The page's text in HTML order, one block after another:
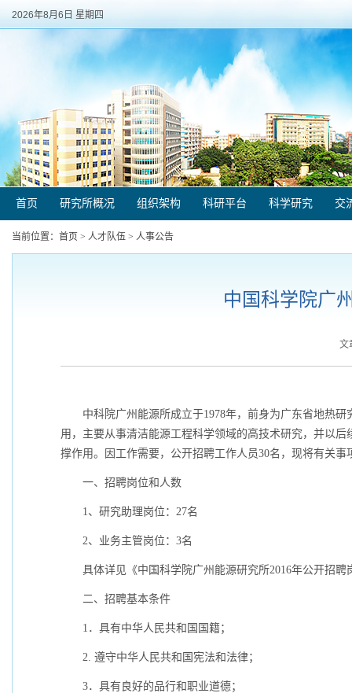
2026年8月6日 星期四
首页 研究所概况 组织架构 科研平台 科学研究 交
当前位置： 首页 > 人才队伍 > 人事公告
中国科学院广
文
中科院广州能源所成立于1978年，前身为广东省地热研
用，主要从事清洁能源工程科学领域的高技术研究，并以
撑作用。因工作需要，公开招聘工作人员30名，现将有关事
一、招聘岗位和人数
1、研究助理岗位： 27名
2、业务主管岗位： 3名
具体详见《中国科学院广州能源研究所2016年公开招聘
二、招聘基本条件
1 ．具有中华人民共和国国籍；
2. 遵守中华人民共和国宪法和法律；
3．具有良好的品行和职业道德；